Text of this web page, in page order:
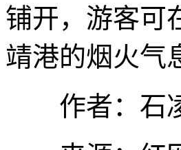
铺开，游客可
靖港的烟火气
作者：石